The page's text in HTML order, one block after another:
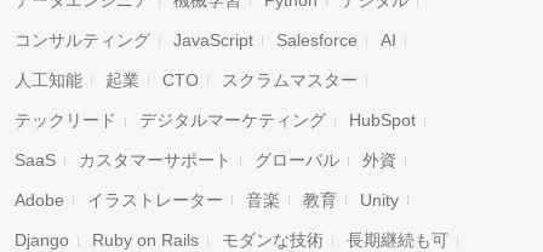
コンサルティング JavaScript Salesforce AI
人工知能 起業 CTO スクラムマスター
テックリード デジタルマーケティング HubSpot
SaaS カスタマーサポート グローバル 外資
Adobe イラストレーター 音楽 教育 Unity
Django Ruby on Rails モダンな技術 長期継続も可